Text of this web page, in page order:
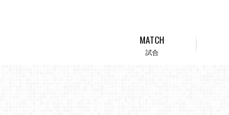
試合
MATCH